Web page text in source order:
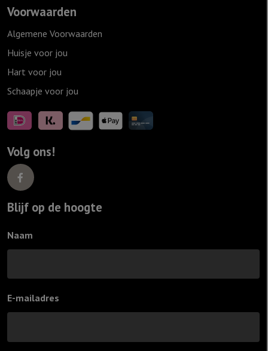
Voorwaarden
Algemene Voorwaarden
Huisje voor jou
Hart voor jou
Schaapje voor jou
Volg ons!
Blijf op de hoogte
Naam
E-mailadres